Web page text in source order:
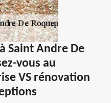
Saint Andre De
vous au
VS rénovation